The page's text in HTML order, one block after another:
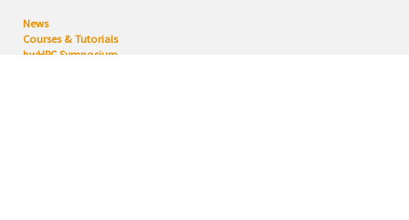
News
Courses & Tutorials
bwHPC Symposium